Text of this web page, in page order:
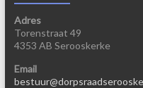
Adres
Torenstraat 49
4353 AB Serooskerke
Email